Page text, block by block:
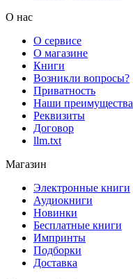
О нас
О сервисе
О магазине
Книги
Возникли вопросы?
Приватность
Наши преимущества
Реквизиты
Договор
llm.txt
Магазин
Электронные книги
Аудиокниги
Новинки
Бесплатные книги
Импринты
Подборки
Доставка